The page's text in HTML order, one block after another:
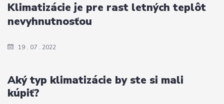
19 07 2022
Klimatizácie je pre rast letných teplôt
nevyhnutnosťou
Aký typ klimatizácie by ste si mali
kúpiť?